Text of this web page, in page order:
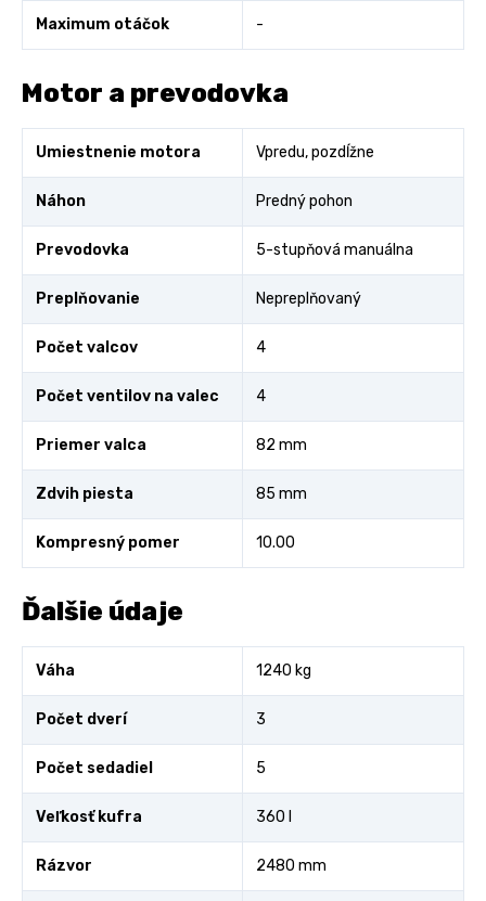
Maximum otáčok -
Motor a prevodovka
Umiestnenie motora Vpredu, pozdĺžne
Náhon Predný pohon
Prevodovka 5-stupňová manuálna
Preplňovanie Nepreplňovaný
Počet valcov 4
Počet ventilov na valec 4
Priemer valca 82 mm
Zdvih piesta 85 mm
Kompresný pomer 10.00
Ďalšie údaje
Váha 1240 kg
Počet dverí 3
Počet sedadiel 5
Veľkosť kufra 360 l
Rázvor 2480 mm